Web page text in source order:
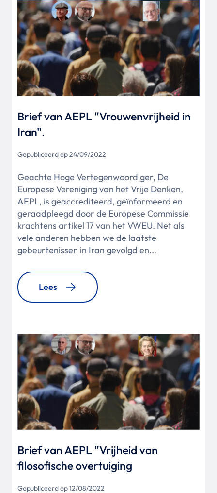
Brief van AEPL "Vrouwenvrijheid in
Iran".
Gepubliceerd op 24/09/2022
Geachte Hoge Vertegenwoordiger, De
Europese Vereniging van het Vrije Denken,
AEPL, is geaccrediteerd, geïnformeerd en
geraadpleegd door de Europese Commissie
krachtens artikel 17 van het VWEU. Net als
vele anderen hebben we de laatste
gebeurtenissen in Iran gevolgd en...
Lees
Brief van AEPL "Vrijheid van
filosofische overtuiging
Gepubliceerd op 12/08/2022